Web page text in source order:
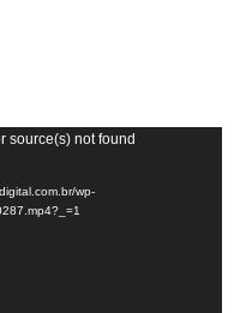
source(s) not found
wp-